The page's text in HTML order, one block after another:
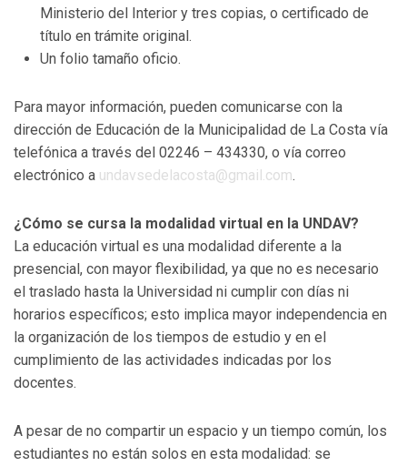
Ministerio del Interior y tres copias, o certificado de
título en trámite original.
Un folio tamaño oficio.
Para mayor información, pueden comunicarse con la
dirección de Educación de la Municipalidad de La Costa vía
telefónica a través del 02246 – 434330, o vía correo
electrónico a undavsedelacosta@gmail.com.
¿Cómo se cursa la modalidad virtual en la UNDAV?
La educación virtual es una modalidad diferente a la
presencial, con mayor flexibilidad, ya que no es necesario
el traslado hasta la Universidad ni cumplir con días ni
horarios específicos; esto implica mayor independencia en
la organización de los tiempos de estudio y en el
cumplimiento de las actividades indicadas por los
docentes.
A pesar de no compartir un espacio y un tiempo común, los
estudiantes no están solos en esta modalidad: se